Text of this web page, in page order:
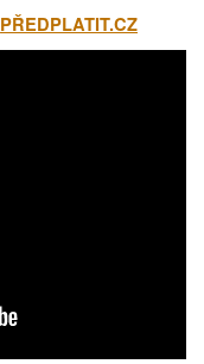
PŘEDPLATIT.CZ